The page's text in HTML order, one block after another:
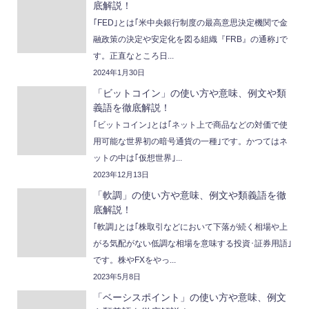
底解説！
｢FED｣とは｢米中央銀行制度の最高意思決定機関で金
融政策の決定や安定化を図る組織『FRB』の通称｣で
す。正直なところ日...
2024年1月30日
「ビットコイン」の使い方や意味、例文や類
義語を徹底解説！
｢ビットコイン｣とは｢ネット上で商品などの対価で使
用可能な世界初の暗号通貨の一種｣です。かつてはネ
ットの中は｢仮想世界｣...
2023年12月13日
「軟調」の使い方や意味、例文や類義語を徹
底解説！
｢軟調｣とは｢株取引などにおいて下落が続く相場や上
がる気配がない低調な相場を意味する投資･証券用語｣
です。株やFXをやっ...
2023年5月8日
「ベーシスポイント」の使い方や意味、例文